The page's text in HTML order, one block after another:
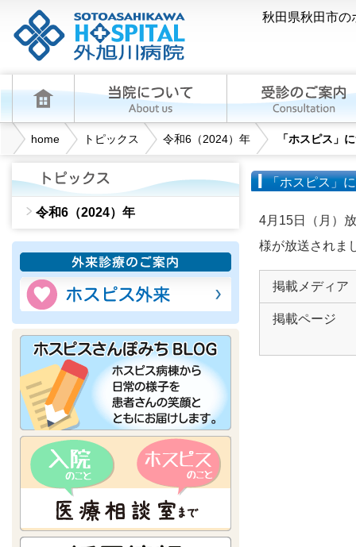
秋田県秋田市の
home トピックス 令和6（2024）年 「ホスピス」
令和6（2024）年
「ホスピス」
4月15日（月）
様が放送されま
掲載メディア
掲載ページ